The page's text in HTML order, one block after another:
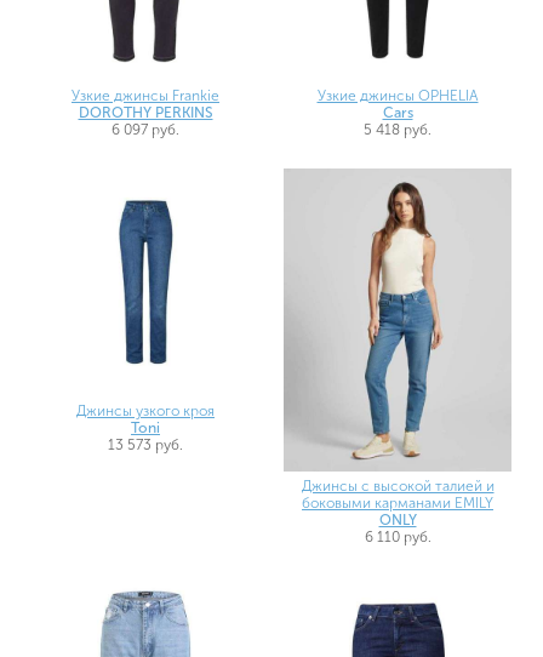
Узкие джинсы Frankie
DOROTHY PERKINS
6 097 руб.
Узкие джинсы OPHELIA
Cars
5 418 руб.
Джинсы узкого кроя
Toni
13 573 руб.
Джинсы с высокой талией и
боковыми карманами EMILY
ONLY
6 110 руб.